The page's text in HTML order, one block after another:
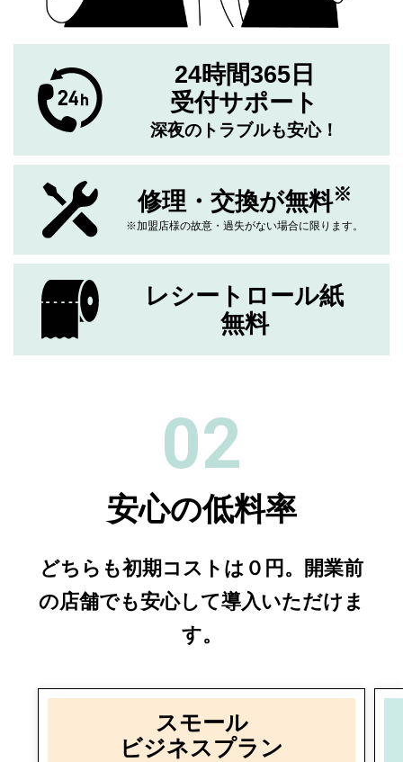
24時間365日
受付サポート
深夜のトラブルも安心！
修理・交換が無料※
※加盟店様の故意・過失がない場合に限ります。
レシートロール紙
無料
02
安心の低料率
どちらも初期コストは０円。
開業前
の店舗でも安心して導入いただけま
す。
スモール
ビジネスプラン